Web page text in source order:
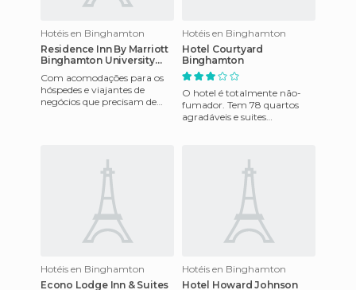
Hotéis en Binghamton
Residence Inn By Marriott
Binghamton University
Com acomodações para os
hóspedes e viajantes de
negócios que precisam de
Hotéis en Binghamton
Hotel Courtyard
Binghamton
O hotel é totalmente não-
fumador. Tem 78 quartos
agradáveis ​​e suites
Hotéis en Binghamton
Econo Lodge Inn & Suites
Hotéis en Binghamton
Hotel Howard Johnson